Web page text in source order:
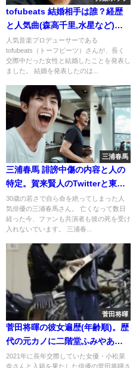
tofubeats 結婚相手は誰？経歴
と人気曲(森高千里,水星など)画
像
人気音楽プロデューサーである
tofubeats（トーフビーツ）さんが、長く
交際中だった女性と結婚したことを発表し
ました。 結婚を発表したのは...
三浦春馬
三浦春馬 誹謗中傷の内容と人の
特定。賀来賢人のTwitterと東出
のSNS
30歳の若さで自ら命を絶ってしまった人
気俳優の三浦春馬さん。 亡くなって数日
経った今、ファンも共演者も彼の死を受け
入れないでいます。 三浦春...
菅田将暉
菅田将暉の彼女遍歴(年齢順)。歴
代の元カノに二階堂ふみやあい
みょん、菜々緒？
2021年に長年交際していた女優・小松菜
奈さんと入籍を果たした俳優の菅田将暉さ